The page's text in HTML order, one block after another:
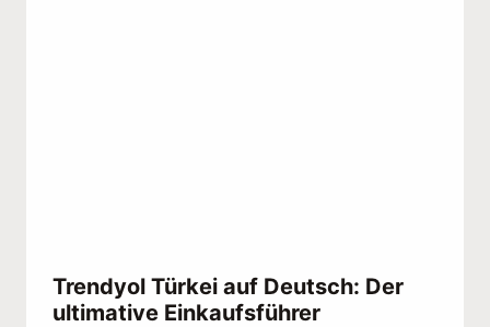
Trendyol Türkei auf Deutsch: Der
ultimative Einkaufsführer